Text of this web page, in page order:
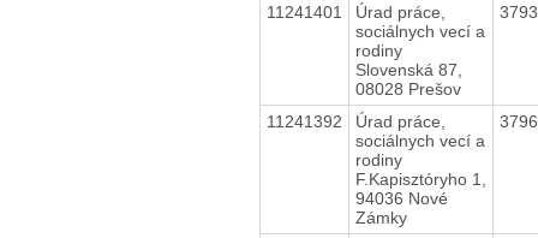
11241401
Úrad práce,
sociálnych vecí a
rodiny
Slovenská 87,
08028 Prešov
11241392
Úrad práce,
sociálnych vecí a
rodiny
F.Kapisztóryho 1,
94036 Nové
Zámky